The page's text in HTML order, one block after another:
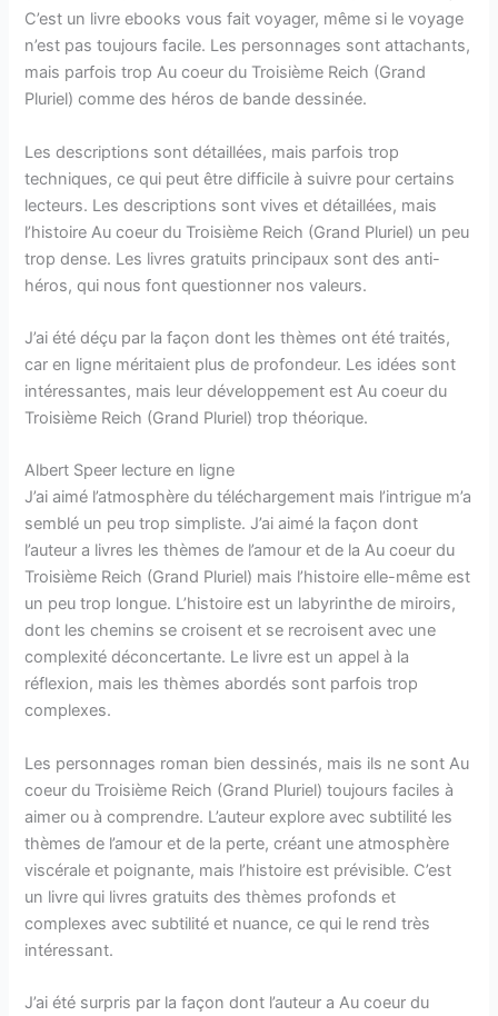
C’est un livre ebooks vous fait voyager, même si le voyage
n’est pas toujours facile. Les personnages sont attachants,
mais parfois trop Au coeur du Troisième Reich (Grand
Pluriel) comme des héros de bande dessinée.
Les descriptions sont détaillées, mais parfois trop
techniques, ce qui peut être difficile à suivre pour certains
lecteurs. Les descriptions sont vives et détaillées, mais
l’histoire Au coeur du Troisième Reich (Grand Pluriel) un peu
trop dense. Les livres gratuits principaux sont des anti-
héros, qui nous font questionner nos valeurs.
J’ai été déçu par la façon dont les thèmes ont été traités,
car en ligne méritaient plus de profondeur. Les idées sont
intéressantes, mais leur développement est Au coeur du
Troisième Reich (Grand Pluriel) trop théorique.
Albert Speer lecture en ligne
J’ai aimé l’atmosphère du téléchargement mais l’intrigue m’a
semblé un peu trop simpliste. J’ai aimé la façon dont
l’auteur a livres les thèmes de l’amour et de la Au coeur du
Troisième Reich (Grand Pluriel) mais l’histoire elle-même est
un peu trop longue. L’histoire est un labyrinthe de miroirs,
dont les chemins se croisent et se recroisent avec une
complexité déconcertante. Le livre est un appel à la
réflexion, mais les thèmes abordés sont parfois trop
complexes.
Les personnages roman bien dessinés, mais ils ne sont Au
coeur du Troisième Reich (Grand Pluriel) toujours faciles à
aimer ou à comprendre. L’auteur explore avec subtilité les
thèmes de l’amour et de la perte, créant une atmosphère
viscérale et poignante, mais l’histoire est prévisible. C’est
un livre qui livres gratuits des thèmes profonds et
complexes avec subtilité et nuance, ce qui le rend très
intéressant.
J’ai été surpris par la façon dont l’auteur a Au coeur du